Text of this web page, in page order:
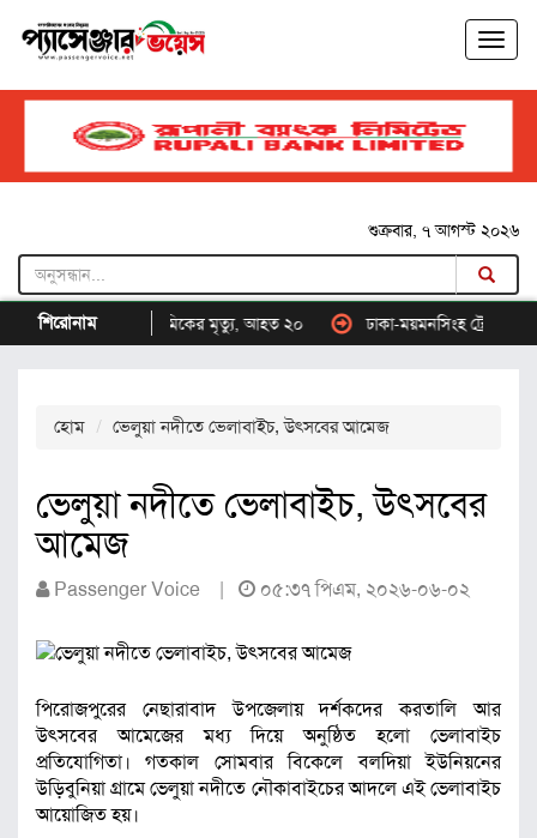
শুক্রবার, ৭ আগস্ট ২০২৬
শিরোনাম
৬ শ্রমিকের মৃত্যু, আহত ২০ ঢাকা-ময়মনসিংহ ট্রেন রুটে চলাচল বন্ধ
হোম ভেলুয়া নদীতে ভেলাবাইচ, উৎসবের আমেজ
ভেলুয়া নদীতে ভেলাবাইচ, উৎসবের
আমেজ
Passenger Voice | ০৫:৩৭ পিএম, ২০২৬-০৬-০২
পিরোজপুরের নেছারাবাদ উপজেলায় দর্শকদের করতালি আর
উৎসবের আমেজের মধ্য দিয়ে অনুষ্ঠিত হলো ভেলাবাইচ
প্রতিযোগিতা। গতকাল সোমবার বিকেলে বলদিয়া ইউনিয়নের
উড়িবুনিয়া গ্রামে ভেলুয়া নদীতে নৌকাবাইচের আদলে এই ভেলাবাইচ
আয়োজিত হয়।